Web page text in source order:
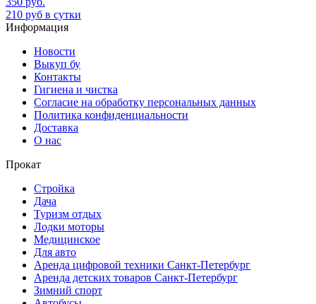
210 руб в сутки
Информация
Новости
Выкуп бу
Контакты
Гигиена и чистка
Согласие на обработку персональных данных
Политика конфиденциальности
Доставка
О нас
Прокат
Стройка
Дача
Туризм отдых
Лодки моторы
Медицинское
Для авто
Аренда цифровой техники Санкт-Петербург
Аренда детских товаров Санкт-Петербург
Зимний спорт